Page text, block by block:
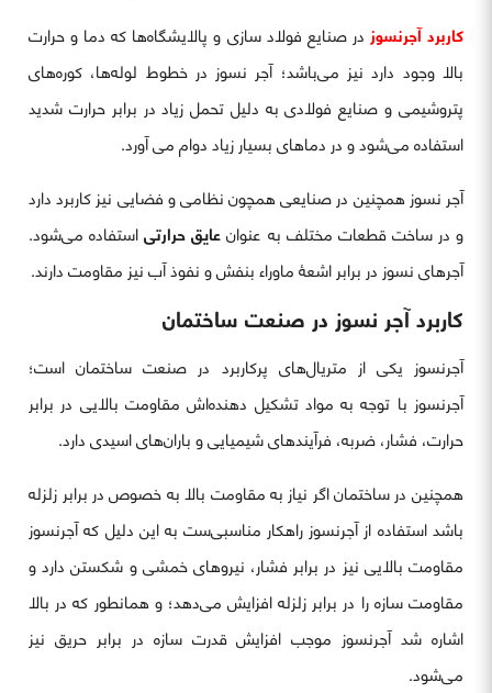
کاربرد آجرنسوزدر صنایع فولاد سازی و پالایشگاه‌ها که دما و حرارت
بالا وجود دارد نیز می‌باشد؛ آجر نسوز در خطوط لوله‌ها، کوره‌های
پتروشیمی و صنایع فولادی به دلیل تحمل زیاد در برابر حرارت شدید
استفاده می‌شود و در دماهای بسیار زیاد دوام می آورد.
آجر نسوز همچنین در صنایعی همچون نظامی و فضایی نیز کاربرد دارد
و در ساخت قطعات مختلف به عنوانعایق حرارتیاستفاده می‌شود.
آجرهای نسوز در برابر اشعۀ ماوراء بنفش و نفوذ آب نیز مقاومت دارند.
کاربرد آجر نسوز در صنعت ساختمان
آجرنسوز یکی از متریال‌های پرکاربرد در صنعت ساختمان است؛
آجرنسوز با توجه به مواد تشکیل دهنده‌اش مقاومت بالایی در برابر
حرارت، فشار، ضربه، فرآیندهای شیمیایی و باران‌های اسیدی دارد.
همچنین در ساختمان اگر نیاز به مقاومت بالا به خصوص در برابر زلزله
باشد استفاده از آجرنسوز راهکار مناسبی‌ست به این دلیل که آجرنسوز
مقاومت بالایی نیز در برابر فشار، نیروهای خمشی و شکستن دارد و
مقاومت سازه را در برابر زلزله افزایش می‌دهد؛ و همانطور که در بالا
اشاره شد آجرنسوز موجب افزایش قدرت سازه در برابر حریق نیز
می‌شود.